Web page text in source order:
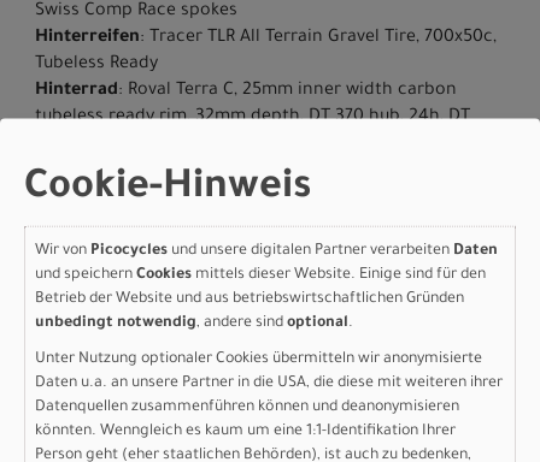
Swiss Comp Race spokes
Hinterreifen: Tracer TLR All Terrain Gravel Tire, 700x50c,
Tubeless Ready
Hinterrad: Roval Terra C, 25mm inner width carbon
tubeless ready rim, 32mm depth, DT 370 hub, 24h, DT
Reifengrösse
: 700C
Vorbau: Future Stem, Pro
Lenker: Specialized Adventure Gear Hover, 103mm drop x
70mm reach x 12º flare
Sattel: Body Geometry Power Expert, hollow Ti rails
Sattelstütze: X-Fusion Manic Dropper, 50mm travel
Gewicht: 13.8 kg (30 lb, 6.8 oz)
Geschlecht: Men|Women
Marke Specialized:
Hauptstr. 4
D-83607 Holzkirchen
Cookie-Hinweis
Wir von Picocycles und unsere digitalen Partner verarbeiten Daten
und speichern Cookies mittels dieser Website. Einige sind für den
Betrieb der Website und aus betriebswirtschaftlichen Gründen
unbedingt notwendig, andere sind optional.
Unter Nutzung optionaler Cookies übermitteln wir anonymisierte
Daten u.a. an unsere Partner in die USA, die diese mit weiteren ihrer
Datenquellen zusammenführen können und deanonymisieren
könnten. Wenngleich es kaum um eine 1:1-Identifikation Ihrer
Person geht (eher staatlichen Behörden), ist auch zu bedenken,